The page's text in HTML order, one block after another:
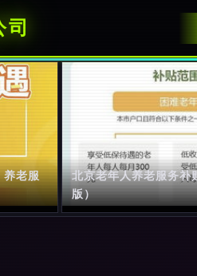
养老服
北京老年人养老服务补
版）